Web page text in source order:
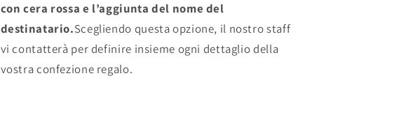
con cera rossa e l’aggiunta del nome del
destinatario.Scegliendo questa opzione, il nostro staff
vi contatterà per definire insieme ogni dettaglio della
vostra confezione regalo.